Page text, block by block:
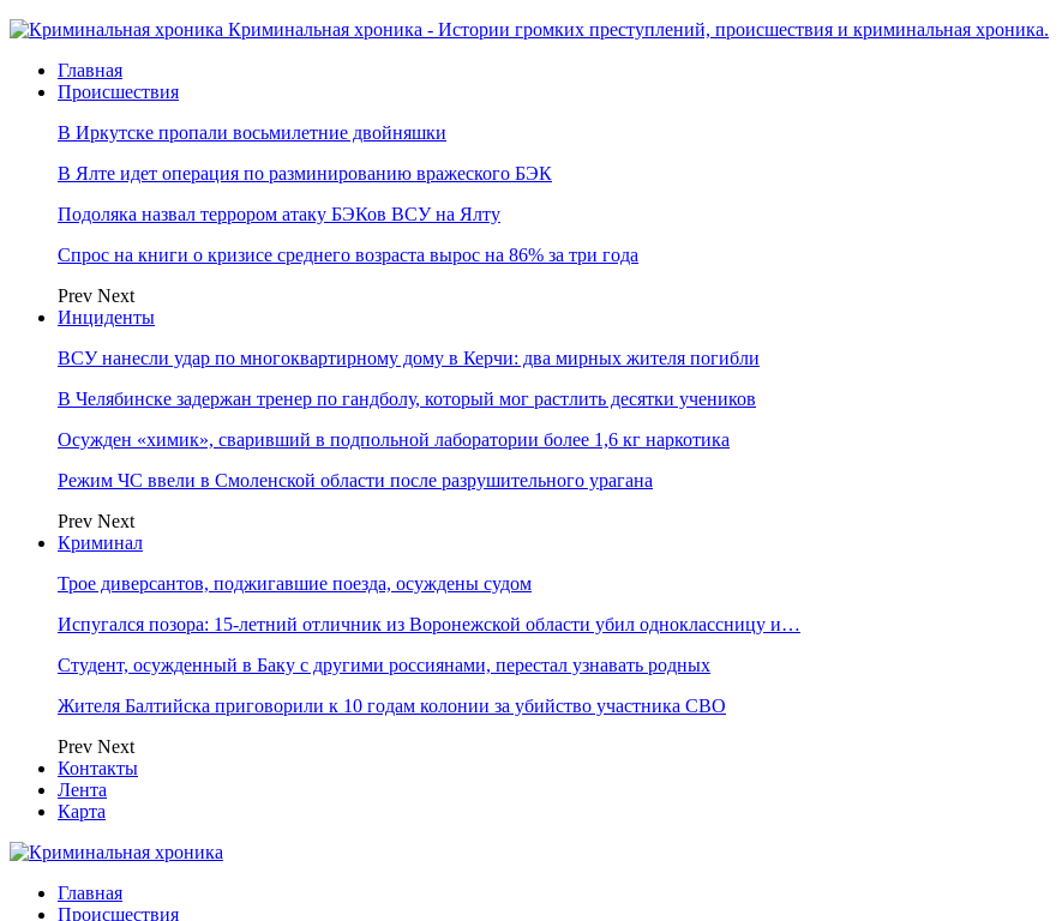
Криминальная хроника - Истории громких преступлений, происшествия и криминальная хроника.
Главная
Происшествия
В Иркутске пропали восьмилетние двойняшки
В Ялте идет операция по разминированию вражеского БЭК
Подоляка назвал террором атаку БЭКов ВСУ на Ялту
Спрос на книги о кризисе среднего возраста вырос на 86% за три года
Prev Next
Инциденты
ВСУ нанесли удар по многоквартирному дому в Керчи: два мирных жителя погибли
В Челябинске задержан тренер по гандболу, который мог растлить десятки учеников
Осужден «химик», сваривший в подпольной лаборатории более 1,6 кг наркотика
Режим ЧС ввели в Смоленской области после разрушительного урагана
Prev Next
Криминал
Трое диверсантов, поджигавшие поезда, осуждены судом
Испугался позора: 15-летний отличник из Воронежской области убил одноклассницу и…
Студент, осужденный в Баку с другими россиянами, перестал узнавать родных
Жителя Балтийска приговорили к 10 годам колонии за убийство участника СВО
Prev Next
Контакты
Лента
Карта
Главная
Происшествия